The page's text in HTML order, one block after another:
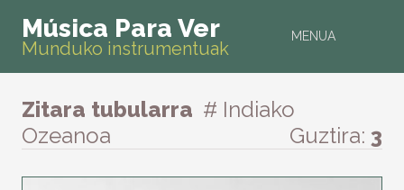
MENUA
Música Para Ver
Munduko instrumentuak
Zitara tubularra # Indiako
Ozeanoa
Guztira: 3